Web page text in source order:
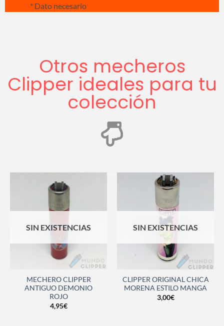
* Dato necesario
Otros mecheros
Clipper ideales para tu
colección
SIN EXISTENCIAS
MECHERO CLIPPER
ANTIGUO DEMONIO
ROJO
4,95€
SIN EXISTENCIAS
CLIPPER ORIGINAL CHICA
MORENA ESTILO MANGA
3,00€